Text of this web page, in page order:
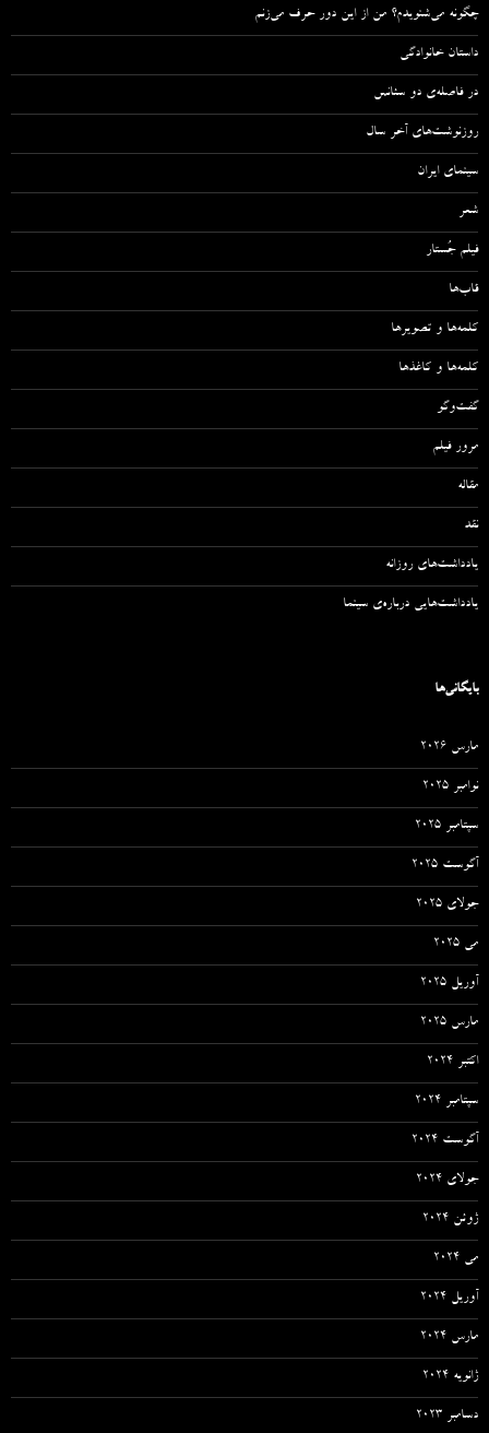
چگونه می‌شنویدم؟ من از این دور حرف می‌زنم
داستان خانوادگی
در فاصله‌ی دو سئانس
روزنوشت‌های آخر سال
سینمای ایران
شعر
فیلم جُستار
قاب‌ها
کلمه‌ها و تصویرها
کلمه‌ها و کاغذها
گفت‌وگو
مرور فیلم
مقاله‌
نقد
یادداشت‌های روزانه
یادداشت‌هایی درباره‌ی سینما
بایگانی‌ها
مارس 2026
نوامبر 2025
سپتامبر 2025
آگوست 2025
جولای 2025
می 2025
آوریل 2025
مارس 2025
اکتبر 2024
سپتامبر 2024
آگوست 2024
جولای 2024
ژوئن 2024
می 2024
آوریل 2024
مارس 2024
ژانویه 2024
دسامبر 2023